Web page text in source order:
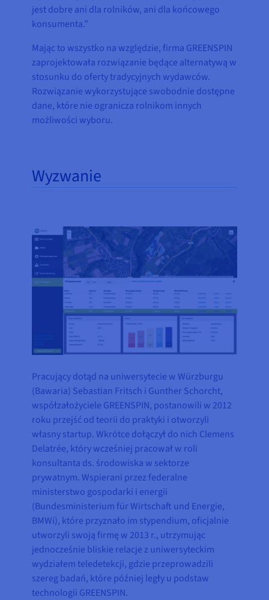
jest dobre ani dla rolników, ani dla końcowego
konsumenta.”
Mając to wszystko na względzie, firma GREENSPIN
zaprojektowała rozwiązanie będące alternatywą w
stosunku do oferty tradycyjnych wydawców.
Rozwiązanie wykorzystujące swobodnie dostępne
dane, które nie ogranicza rolnikom innych
możliwości wyboru.
Wyzwanie
Pracujący dotąd na uniwersytecie w Würzburgu
(Bawaria) Sebastian Fritsch i Gunther Schorcht,
współzałożyciele GREENSPIN, postanowili w 2012
roku przejść od teorii do praktyki i otworzyli
własny startup. Wkrótce dołączył do nich Clemens
Delatrée, który wcześniej pracował w roli
konsultanta ds. środowiska w sektorze
prywatnym. Wspierani przez federalne
ministerstwo gospodarki i energii
(Bundesministerium für Wirtschaft und Energie,
BMWi), które przyznało im stypendium, oficjalnie
utworzyli swoją firmę w 2013 r., utrzymując
jednocześnie bliskie relacje z uniwersyteckim
wydziałem teledetekcji, gdzie przeprowadzili
szereg badań, które później legły u podstaw
technologii GREENSPIN.